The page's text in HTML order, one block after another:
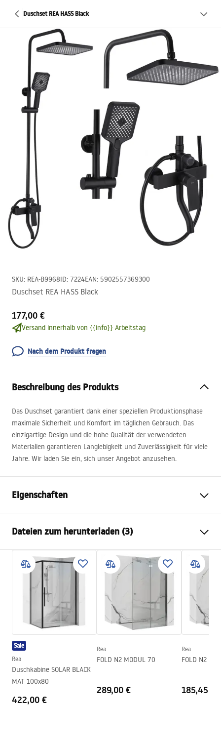
Duschset REA HASS Black
SKU: REA-B9968ID: 7224EAN: 5902557369300
Duschset REA HASS Black
177,00 €
Versand innerhalb von {{info}} Arbeitstag
Nach dem Produkt fragen
Beschreibung des Produkts
Das Duschset garantiert dank einer speziellen Produktionsphase
maximale Sicherheit und Komfort im täglichen Gebrauch. Das
einzigartige Design und die hohe Qualität der verwendeten
Materialien garantieren Langlebigkeit und Zuverlässigkeit für viele
Jahre. Wir laden Sie ein, sich unser Angebot anzusehen.
Eigenschaften
Material
ABS
Armaturtyp
Einhebel
Montageart
Aufputz
Höhenverstellung
Ja
Mindesthöhe
Maximalhöhe
1220
Wannenauslauf
Ja, schwenkbar
Druckregelung
Anti-Calc System
Ja
Beschichtungstechnologie
Anschlussmaß
150mm
Dateien zum herunterladen (3)
Sicherheitsinformationen
Safety_Information_Shower_set.pdf
Garantiebedingungen
Warranty_Terms_and_Conditions_Faucets_-_5.pdf
shower_set.pdf
Sale
Rea
Duschkabine SOLAR BLACK
MAT 100x80
422,00 €
Rea
FOLD N2 MODUL 70
289,00 €
Rea
FOLD N2
185,45 €